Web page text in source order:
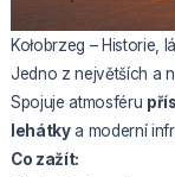
Kołobrzeg – Historie,
Jedno z největších a
Spojuje atmosféru
lehátkya moderní
Co zažít: